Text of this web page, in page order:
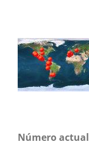
Número actual